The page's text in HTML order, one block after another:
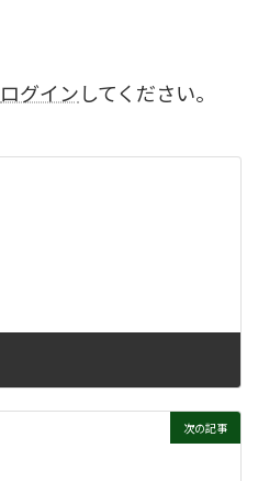
ログイン してください。
次の記事